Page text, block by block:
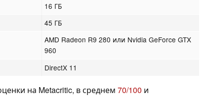
16 ГБ
45 ГБ
AMD Radeon R9 280 или Nvidia GeForce GTX
960
DirectX 11
на Metacritic, в среднем 70/100 и